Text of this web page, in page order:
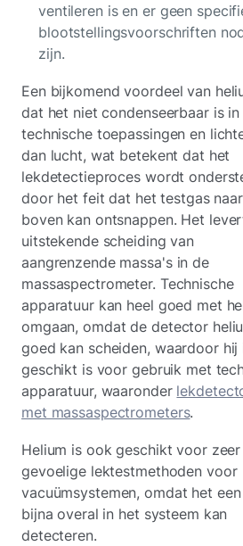
ventileren is en er geen
blootstellingsvoorschriften
zijn.
Een bijkomend voordeel van
dat het niet condenseerbaar is in
technische toepassingen en
dan lucht, wat betekent dat het
lekdetectieproces wordt
door het feit dat het testgas naar
boven kan ontsnappen. Het
uitstekende scheiding van
aangrenzende massa's in de
massaspectrometer. Technische
apparatuur kan heel goed met
omgaan, omdat de detector
goed kan scheiden, waardoor hij
geschikt is voor gebruik met
apparatuur, waaronder
met massaspectrometers.
Helium is ook geschikt voor zeer
gevoelige lektestmethoden voor
vacuümsystemen, omdat het
bijna overal in het systeem kan
detecteren.